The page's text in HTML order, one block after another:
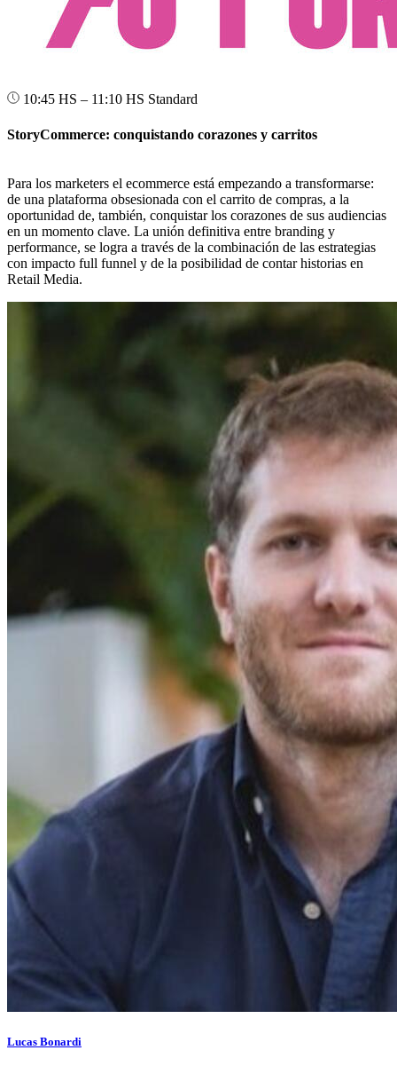
10:45 HS – 11:10 HS Standard
StoryCommerce: conquistando corazones y carritos
Para los marketers el ecommerce está empezando a transformarse:
de una plataforma obsesionada con el carrito de compras, a la
oportunidad de, también, conquistar los corazones de sus audiencias
en un momento clave. La unión definitiva entre branding y
performance, se logra a través de la combinación de las estrategias
con impacto full funnel y de la posibilidad de contar historias en
Retail Media.
Lucas Bonardi